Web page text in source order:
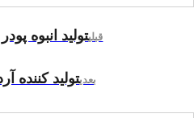
قبلیتولید انبوه
بعدیتولید کننده